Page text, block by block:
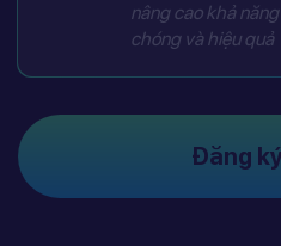
nâng cao khả
chóng và hiệu quả
Đăng